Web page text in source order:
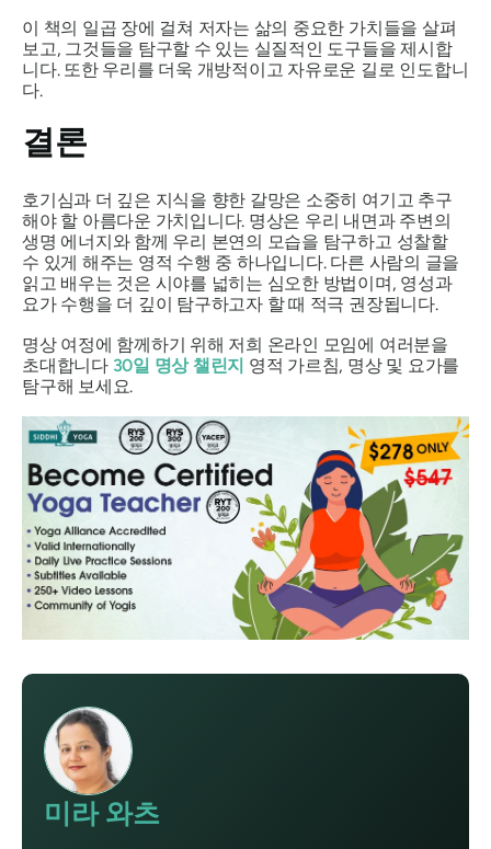
이 책의 일곱 장에 걸쳐 저자는 삶의 중요한 가치들을 살펴
보고, 그것들을 탐구할 수 있는 실질적인 도구들을 제시합
니다. 또한 우리를 더욱 개방적이고 자유로운 길로 인도합니
다.
결론
호기심과 더 깊은 지식을 향한 갈망은 소중히 여기고 추구
해야 할 아름다운 가치입니다. 명상은 우리 내면과 주변의
생명 에너지와 함께 우리 본연의 모습을 탐구하고 성찰할
수 있게 해주는 영적 수행 중 하나입니다. 다른 사람의 글을
읽고 배우는 것은 시야를 넓히는 심오한 방법이며, 영성과
요가 수행을 더 깊이 탐구하고자 할 때 적극 권장됩니다.
명상 여정에 함께하기 위해 저희 온라인 모임에 여러분을
초대합니다 30일 명상 챌린지 영적 가르침, 명상 및 요가를
탐구해 보세요.
미라 와츠